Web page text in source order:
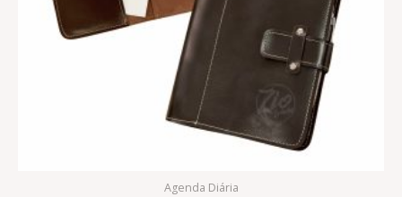
Agenda Diária